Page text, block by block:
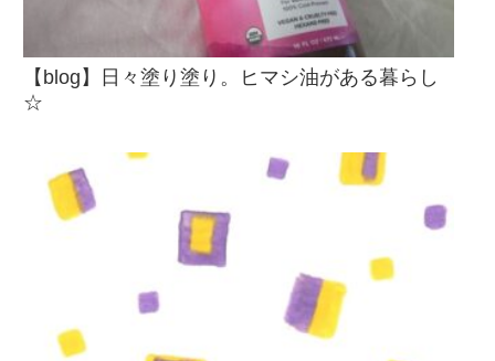
【blog】日々塗り塗り。ヒマシ油がある暮らし
☆